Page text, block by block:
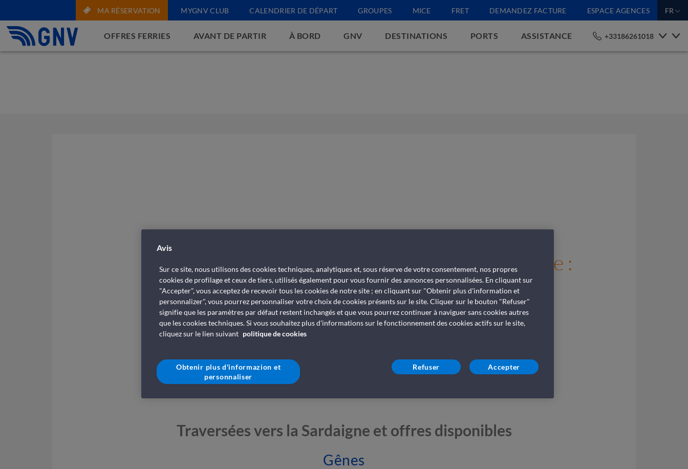
MA RÉSERVATION MYGNV CLUB CALENDRIER DE DÉPART GROUPES MICE FRET DEMANDEZ FACTURE ESPACE AGENCES FR
OFFRES FERRIES AVANT DE PARTIR À BORD GNV DESTINATIONS PORTS ASSISTANCE +33186261018
Ferries pour la Sardaigne :
billets et traversées
Traversées vers la Sardaigne et offres disponibles
Gênes
Avis
Sur ce site, nous utilisons des cookies techniques, analytiques et, sous réserve de votre consentement, nos propres
cookies de profilage et ceux de tiers, utilisés également pour vous fournir des annonces personnalisées. En cliquant sur
"Accepter", vous acceptez de recevoir tous les cookies de notre site ; en cliquant sur "Obtenir plus d'information et
personnalizer", vous pourrez personnaliser votre choix de cookies présents sur le site. Cliquer sur le bouton "Refuser"
signifie que les paramètres par défaut restent inchangés et que vous pourrez continuer à naviguer sans cookies autres
que les cookies techniques. Si vous souhaitez plus d'informations sur le fonctionnement des cookies actifs sur le site,
cliquez sur le lien suivant politique de cookies
Obtenir plus d'informazion et
personnaliser
Refuser Accepter